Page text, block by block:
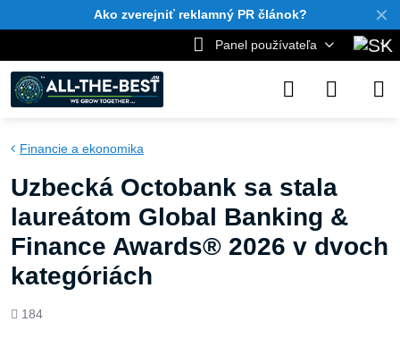
✕
Ako zverejniť reklamný PR článok?
Panel používateľa
Financie a ekonomika
Uzbecká Octobank sa stala
laureátom Global Banking &
Finance Awards® 2026 v dvoch
kategóriách
Počet
184